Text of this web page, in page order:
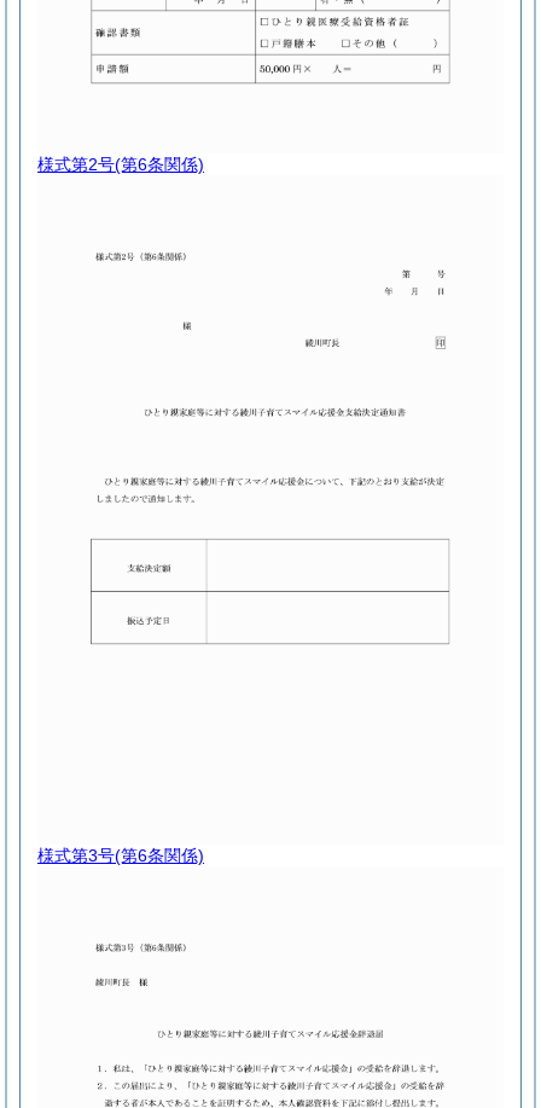
様式第2号(第6条関係)
様式第3号(第6条関係)